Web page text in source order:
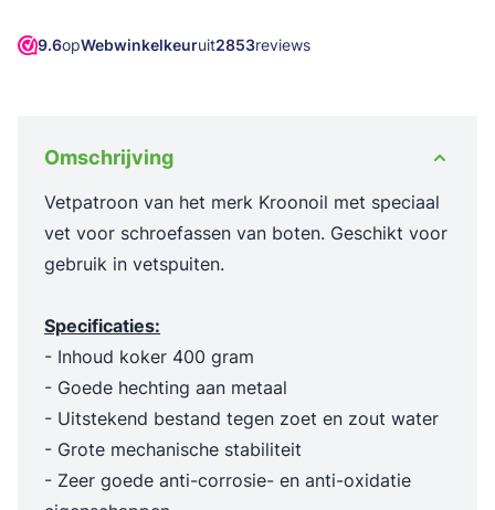
9.6opWebwinkelkeuruit2853reviews
Omschrijving
Vetpatroon van het merk Kroonoil met speciaal
vet voor schroefassen van boten. Geschikt voor
gebruik in vetspuiten.
Specificaties:
- Inhoud koker 400 gram
- Goede hechting aan metaal
- Uitstekend bestand tegen zoet en zout water
- Grote mechanische stabiliteit
- Zeer goede anti-corrosie- en anti-oxidatie